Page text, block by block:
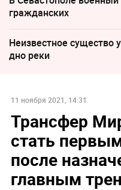
гражданских
Неизвестное существо
дно реки
11 ноября 2021, 14:31
Трансфер
стать
после
главным